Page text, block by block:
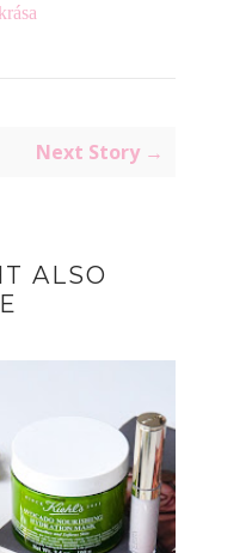
krása
Next Story →
ALSO